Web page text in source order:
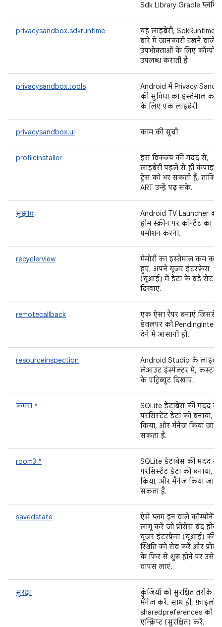
Sdk Library Gradle प्लगिन
privacysandbox.sdkruntime
यह लाइब्रेरी, SdkRuntime
बारे में जानकारी रखने वाले
उपभोक्ताओं के लिए
उपलब्ध कराती है
privacysandbox.tools
Android में Privacy
की सुविधा का इस्तेमाल करने
के लिए एक लाइब्रेरी
privacysandbox.ui काम की सूची
profileinstaller
इस विकल्प की मदद से,
लाइब्रेरी पहले से ही
ट्रेस को भर सकती हैं, ताकि
ART उन्हें पढ़ सके.
सुझाव
Android TV Launcher की
होम स्क्रीन पर कॉन्टेंट का
प्रमोशन करना.
recyclerview
मेमोरी का इस्तेमाल कम करते
हुए, अपने यूज़र इंटरफ़ेस
(यूआई) में डेटा के बड़े सेट
दिखाएं.
remotecallback
एक ऐसा रैपर बनाएं जिससे
डेवलपर को PendingIntent
देने में आसानी हो.
resourceinspection
Android Studio के लाइव
लेआउट इंस्पेक्टर में, कस्टम
के एट्रिब्यूट दिखाएं.
कमरा *
SQLite डेटाबेस की मदद से,
परसिस्टेंट डेटा को बनाया,
किया, और मैनेज किया जा
सकता है.
room3 *
SQLite डेटाबेस की मदद से,
परसिस्टेंट डेटा को बनाया,
किया, और मैनेज किया जा
सकता है.
savedstate
ऐसे प्लग इन वाले कॉम्पोनेंट
लागू करें जो प्रोसेस बंद होने
यूज़र इंटरफ़ेस (यूआई) की
स्थिति को सेव करें और
के फिर से शुरू होने पर उसे
वापस लाएं.
सुरक्षा
कुंजियों को सुरक्षित तरीके से
मैनेज करें. साथ ही, फ़ाइलों
sharedpreferences को
एन्क्रिप्ट (सुरक्षित) करें.